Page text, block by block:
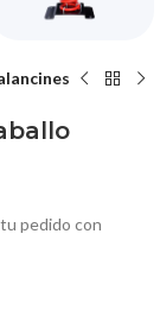
pedido con